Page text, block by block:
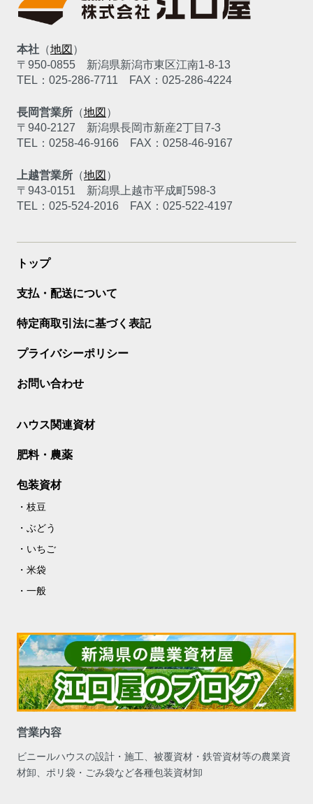
本社 （地図 ）
〒950-0855
新潟県新潟市東区江南1-8-13
TEL：025-286-7711
FAX：025-286-4224
長岡営業所 （地図 ）
〒940-2127
新潟県長岡市新産2丁目7-3
TEL：0258-46-9166
FAX：0258-46-9167
上越営業所 （地図 ）
〒943-0151
新潟県上越市平成町598-3
TEL：025-524-2016
FAX：025-522-4197
トップ
支払・配送について
特定商取引法に基づく表記
プライバシーポリシー
お問い合わせ
ハウス関連資材
肥料・農薬
包装資材
枝豆
ぶどう
いちご
米袋
一般
営業内容
ビニールハウスの設計・施工、被覆資材・鉄管資材等の農業資
材卸、ポリ袋・ごみ袋など各種包装資材卸